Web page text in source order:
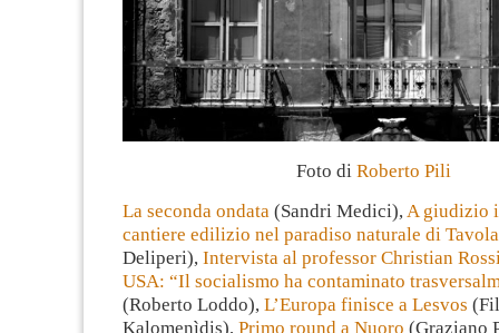
Foto di Roberto Pili
La seconda ondata (Sandri Medici),A giudizio
cantiere edilizio nel paradiso naturale di
Deliperi), Intervista al professor Christian
USA: “Il socialismo ha contaminato
(Roberto Loddo), L’Europa finisce a Lesvos
Kalomenìdis), Primo round a Nuoro (Graziano